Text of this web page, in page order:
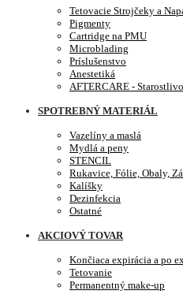
Tetovacie Strojčeky a
Pigmenty
Cartridge na PMU
Microblading
Príslušenstvo
Anestetiká
AFTERCARE -
SPOTREBNÝ MATERIÁL
Vazelíny a maslá
Mydlá a peny
STENCIL
Rukavice, Fólie, Obaly,
Kalíšky
Dezinfekcia
Ostatné
AKCIOVÝ TOVAR
Končiaca expirácia a po
Tetovanie
Permanentný make-up